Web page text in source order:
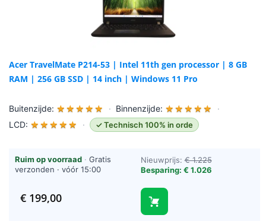
Acer TravelMate P214-53 | Intel 11th gen processor | 8 GB
RAM | 256 GB SSD | 14 inch | Windows 11 Pro
Buitenzijde: ★ ★ ★ ★ ★ · Binnenzijde: ★ ★ ★ ★ ★
·
LCD: ★ ★ ★ ★ ★ · ✓ Technisch 100% in orde
Ruim op voorraad · Gratis
verzonden · vóór 15:00
Nieuwprijs:€ 1.225
Besparing: € 1.026
€199,00